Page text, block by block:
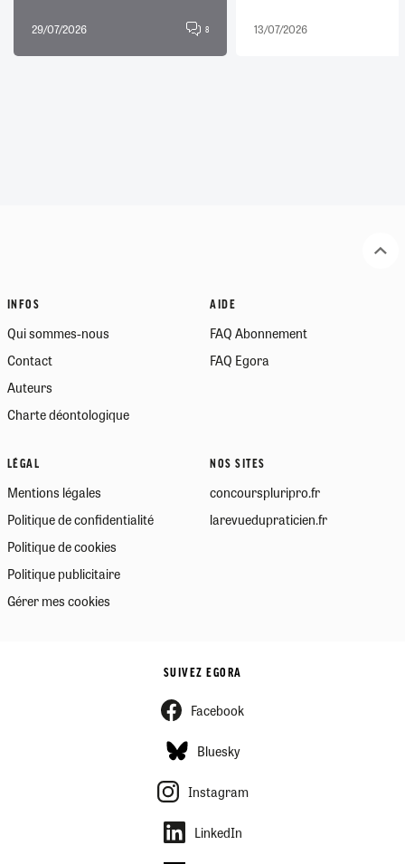
29/07/2026 8 13/07/2026
INFOS
Qui sommes-nous
Contact
Auteurs
Charte déontologique
AIDE
FAQ Abonnement
FAQ Egora
LÉGAL
Mentions légales
Politique de confidentialité
Politique de cookies
Politique publicitaire
Gérer mes cookies
NOS SITES
concourspluripro.fr
larevuedupraticien.fr
SUIVEZ EGORA
Facebook
Bluesky
Instagram
LinkedIn